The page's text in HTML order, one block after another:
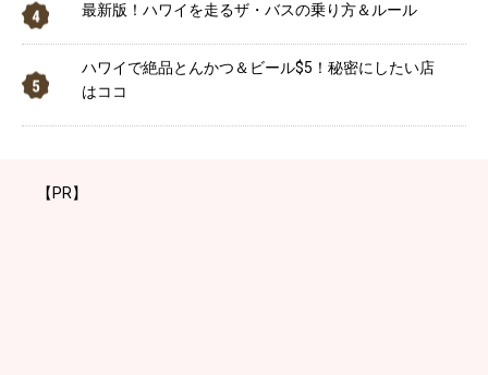
最新版！ハワイを走るザ・バスの乗り方＆ルール
ハワイで絶品とんかつ＆ビール$5！秘密にしたい店
はココ
【PR】